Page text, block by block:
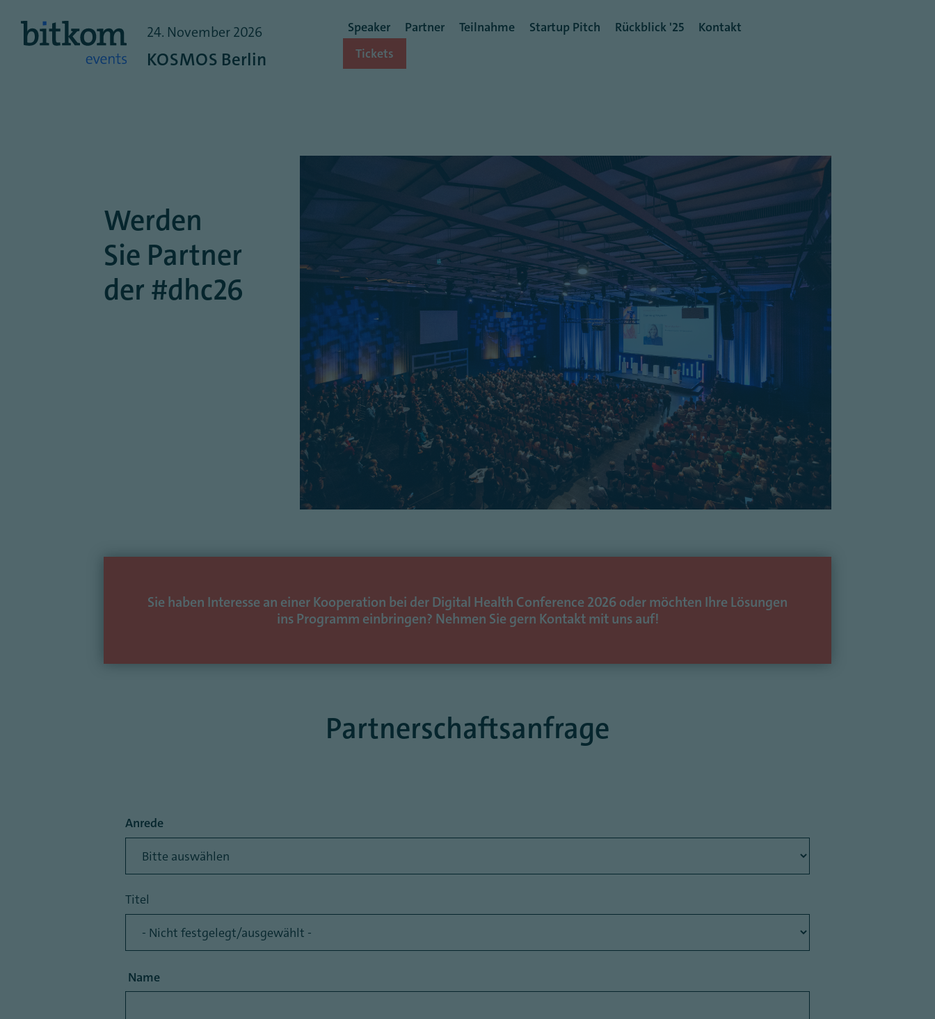
Werden
Sie Partner
der #dhc26
Sie haben Interesse an einer Kooperation bei der Digital Health Conference 2026 oder möchten Ihre Lösungen
ins Programm einbringen? Nehmen Sie gern Kontakt mit uns auf!
Partnerschaftsanfrage
Anrede
Titel
Name
24. November2026
KOSMOS Berlin
Benutzermenü
Speaker Partner Teilnahme Startup Pitch Rückblick '25
Kontakt
Tickets